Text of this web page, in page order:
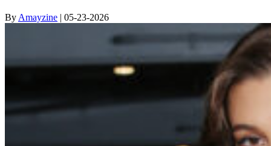
By Amayzine | 05-23-2026